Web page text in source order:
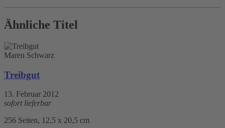
Ähnliche Titel
Maren Schwarz
Treibgut
13. Februar 2012
sofort lieferbar
256 Seiten, 12,5 x 20,5 cm